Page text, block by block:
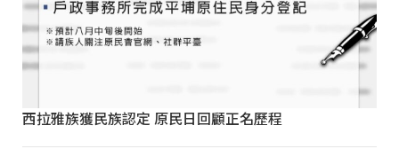
西拉雅族獲民族認定 原民日回顧正名歷程